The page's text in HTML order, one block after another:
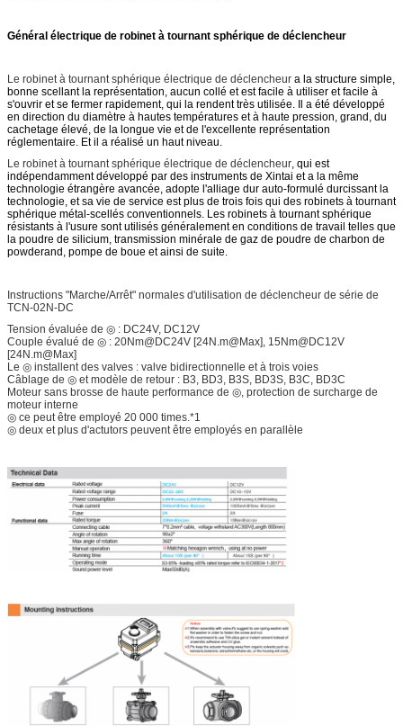
Général électrique de robinet à tournant sphérique de déclencheur
Le robinet à tournant sphérique électrique de déclencheur a la structure simple,
bonne scellant la représentation, aucun collé et est facile à utiliser et facile à
s'ouvrir et se fermer rapidement, qui la rendent très utilisée. Il a été développé
en direction du diamètre à hautes températures et à haute pression, grand, du
cachetage élevé, de la longue vie et de l'excellente représentation
réglementaire. Et il a réalisé un haut niveau.
Le robinet à tournant sphérique électrique de déclencheur, qui est
indépendamment développé par des instruments de Xintai et a la même
technologie étrangère avancée, adopte l'alliage dur auto-formulé durcissant la
technologie, et sa vie de service est plus de trois fois qui des robinets à tournant
sphérique métal-scellés conventionnels. Les robinets à tournant sphérique
résistants à l'usure sont utilisés généralement en conditions de travail telles que
la poudre de silicium, transmission minérale de gaz de poudre de charbon de
powderand, pompe de boue et ainsi de suite.
Instructions "Marche/Arrêt" normales d'utilisation de déclencheur de série de
TCN-02N-DC
Tension évaluée de ◎ : DC24V, DC12V
Couple évalué de ◎ : 20Nm@DC24V [24N.m@Max], 15Nm@DC12V
[24N.m@Max]
Le ◎ installent des valves : valve bidirectionnelle et à trois voies
Câblage de ◎ et modèle de retour : B3, BD3, B3S, BD3S, B3C, BD3C
Moteur sans brosse de haute performance de ◎, protection de surcharge de
moteur interne
◎ ce peut être employé 20 000 times.*1
◎ deux et plus d'actutors peuvent être employés en parallèle